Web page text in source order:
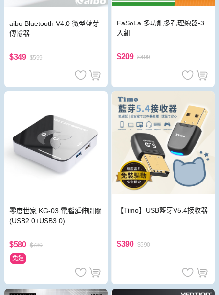
aibo Bluetooth V4.0 微型藍芽
傳輸器
$349 $599
FaSoLa 多功能多孔理線器-3
入組
$209 $499
零度世家 KG-03 電腦延伸開關
(USB2.0+USB3.0)
$580 $780
免運
【Timo】USB藍牙V5.4接收器
$390 $590